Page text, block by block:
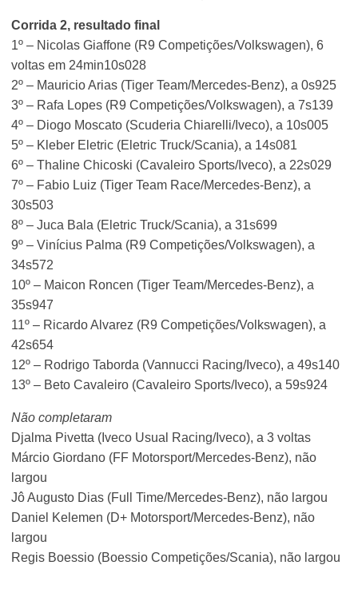
Corrida 2, resultado final
1º – Nicolas Giaffone (R9 Competições/Volkswagen), 6
voltas em 24min10s028
2º – Mauricio Arias (Tiger Team/Mercedes-Benz), a 0s925
3º – Rafa Lopes (R9 Competições/Volkswagen), a 7s139
4º – Diogo Moscato (Scuderia Chiarelli/Iveco), a 10s005
5º – Kleber Eletric (Eletric Truck/Scania), a 14s081
6º – Thaline Chicoski (Cavaleiro Sports/Iveco), a 22s029
7º – Fabio Luiz (Tiger Team Race/Mercedes-Benz), a
30s503
8º – Juca Bala (Eletric Truck/Scania), a 31s699
9º – Vinícius Palma (R9 Competições/Volkswagen), a
34s572
10º – Maicon Roncen (Tiger Team/Mercedes-Benz), a
35s947
11º – Ricardo Alvarez (R9 Competições/Volkswagen), a
42s654
12º – Rodrigo Taborda (Vannucci Racing/Iveco), a 49s140
13º – Beto Cavaleiro (Cavaleiro Sports/Iveco), a 59s924
Não completaram
Djalma Pivetta (Iveco Usual Racing/Iveco), a 3 voltas
Márcio Giordano (FF Motorsport/Mercedes-Benz), não
largou
Jô Augusto Dias (Full Time/Mercedes-Benz), não largou
Daniel Kelemen (D+ Motorsport/Mercedes-Benz), não
largou
Regis Boessio (Boessio Competições/Scania), não largou